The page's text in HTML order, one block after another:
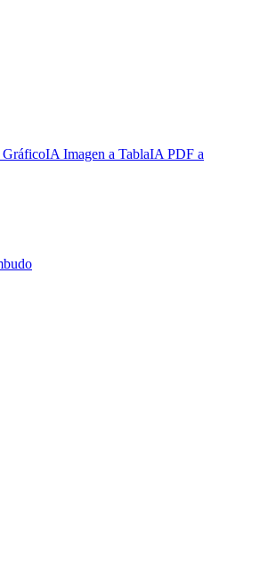
GráficoIA Imagen a TablaIA PDF a